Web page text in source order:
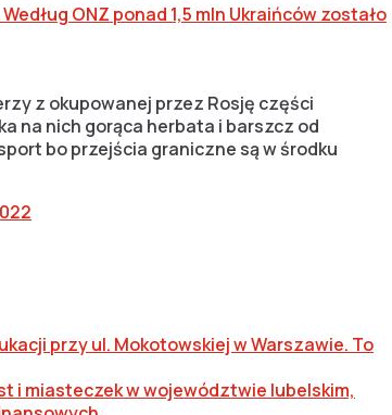
ONZ ponad 1,5 mln Ukraińców zostało
z okupowanej przez Rosję części
na nich gorąca herbata i barszcz od
bo przejścia graniczne są w środku
przy ul. Mokotowskiej w Warszawie. To
i miasteczek w województwie lubelskim,